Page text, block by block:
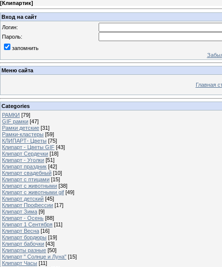
[Клипартик]
Вход на сайт
Логин:
Пароль:
запомнить
Меню сайта
Главная
Categories
РАМКИ [79]
GIF рамки [47]
Рамки детские [31]
Рамки-кластеры [59]
КЛИПАРТ- Цветы [75]
Клипарт - Цветы GIF [43]
Клипарт Сердечки [18]
Клипарт - Уголки [51]
Клипарт праздник [42]
Клипарт свадебный [10]
Клипарт с птицами [15]
Клипарт с животными [38]
Клипарт с животными gif [49]
Клипарт детский [45]
Клипарт Профессии [17]
Клипарт Зима [9]
Клипарт - Осень [88]
Клипарт 1 Сентября [11]
Клипарт Весна [16]
Клипарт бордюры [19]
Клипарт бабочки [43]
Клипарты разные [50]
Клипарт " Солнце и Луна" [15]
Клипарт Часы [11]